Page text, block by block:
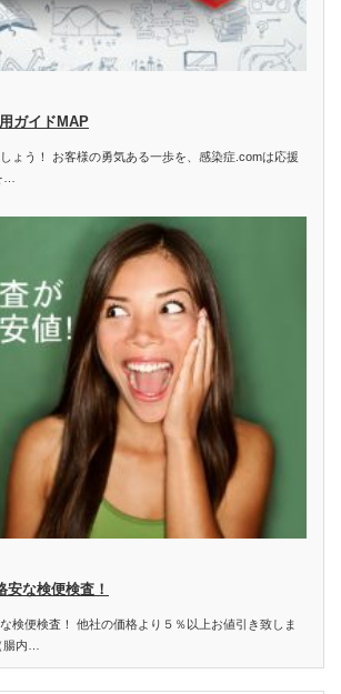
ガイドMAP
ょう！ お客様の勇気ある一歩を、感染症.comは応援
…
な検便検査！
検便検査！ 他社の価格より５％以上お値引き致しま
腸内…